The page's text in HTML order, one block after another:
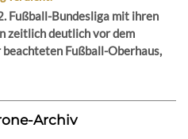
Fußball-Bundesliga mit ihren
zeitlich deutlich vor dem
Fußball-Oberhaus,
Archiv